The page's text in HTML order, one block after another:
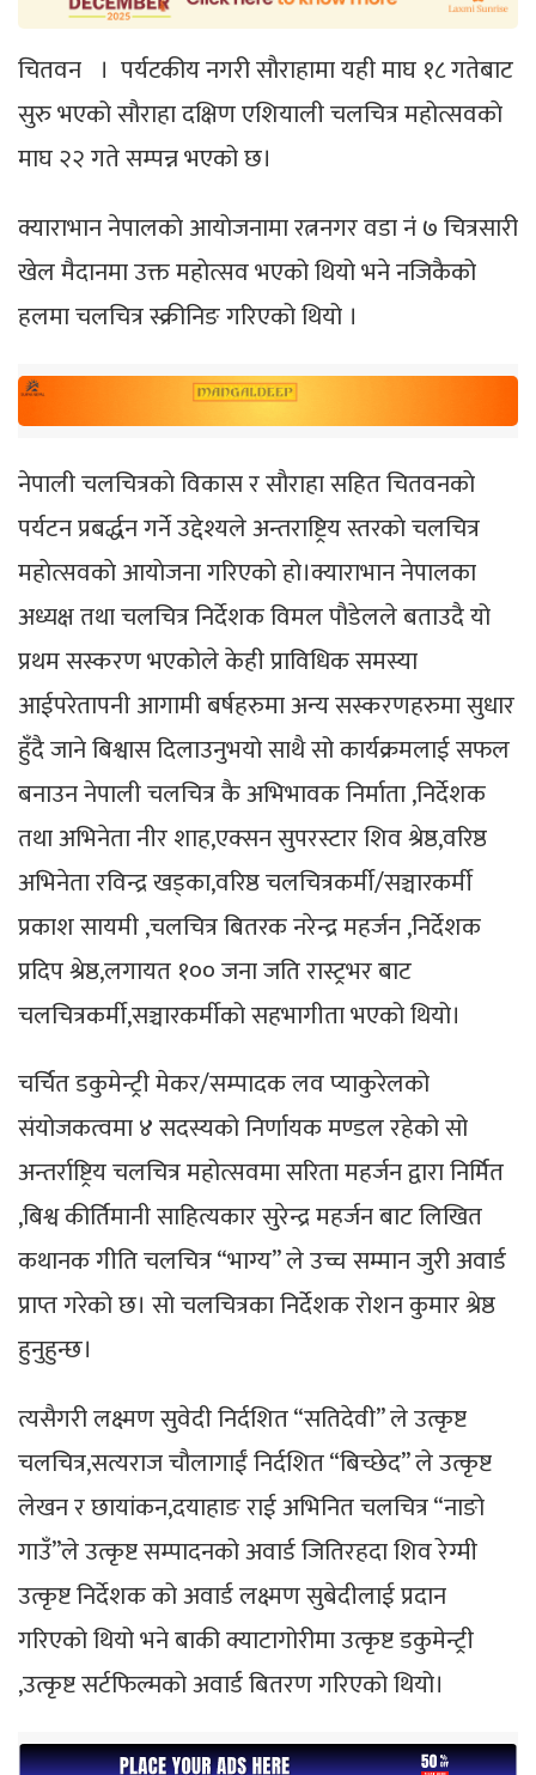
चितवन । पर्यटकीय नगरी साैराहामा यही माघ १८ गतेबाट
सुरु भएको सौराहा दक्षिण एशियाली चलचित्र महोत्सवकाे
माघ २२ गते सम्पन्न भएको छ।
क्याराभान नेपालकाे आयाेजनामा रत्ननगर वडा नंं ७ चित्रसारी
खेल मैदानमा उक्त महाेत्सव भएको थियो भने नजिकैको
हलमा चलचित्र स्क्रीनिङ गरिएको थियो ।
नेपाली चलचित्रकाे विकास र साैराहा सहित चितवनकाे
पर्यटन प्रबर्द्धन गर्ने उद्देश्यले अन्तराष्ट्रिय स्तरकाे चलचित्र
महाेत्सवकाे आयाेजना गरिएकाे हो।क्याराभान नेपालका
अध्यक्ष तथा चलचित्र निर्देशक विमल पाैडेलले बताउदै यो
प्रथम सस्करण भएकोले केही प्राविधिक समस्या
आईपरेतापनी आगामी बर्षहरुमा अन्य सस्करणहरुमा सुधार
हुँदै जाने बिश्वास दिलाउनुभयो साथै सो कार्यक्रमलाई सफल
बनाउन नेपाली चलचित्र कै अभिभावक निर्माता ,निर्देशक
तथा अभिनेता नीर शाह,एक्सन सुपरस्टार शिव श्रेष्ठ,वरिष्ठ
अभिनेता रविन्द्र खड्का,वरिष्ठ चलचित्रकर्मी/सञ्चारकर्मी
प्रकाश सायमी ,चलचित्र बितरक नरेन्द्र महर्जन ,निर्देशक
प्रदिप श्रेष्ठ,लगायत १०० जना जति रास्ट्रभर बाट
चलचित्रकर्मी,सञ्चारकर्मीको सहभागीता भएको थियो।
चर्चित डकुमेन्ट्री मेकर/सम्पादक लव प्याकुरेलको
संयोजकत्वमा ४ सदस्यको निर्णायक मण्डल रहेको सो
अन्तर्राष्ट्रिय चलचित्र महोत्सवमा सरिता महर्जन द्वारा निर्मित
,बिश्व कीर्तिमानी साहित्यकार सुरेन्द्र महर्जन बाट लिखित
कथानक गीति चलचित्र “भाग्य” ले उच्च सम्मान जुरी अवार्ड
प्राप्त गरेको छ। सो चलचित्रका निर्देशक रोशन कुमार श्रेष्ठ
हुनुहुन्छ।
त्यसैगरी लक्ष्मण सुवेदी निर्दशित “सतिदेवी” ले उत्कृष्ट
चलचित्र,सत्यराज चौलागाईं निर्दशित “बिच्छेद” ले उत्कृष्ट
लेखन र छायांकन,दयाहाङ राई अभिनित चलचित्र “नाङो
गाउँ”ले उत्कृष्ट सम्पादनको अवार्ड जितिरहदा शिव रेग्मी
उत्कृष्ट निर्देशक को अवार्ड लक्ष्मण सुबेदीलाई प्रदान
गरिएको थियो भने बाकी क्याटागोरीमा उत्कृष्ट डकुमेन्ट्री
,उत्कृष्ट सर्टफिल्मको अवार्ड बितरण गरिएको थियो।